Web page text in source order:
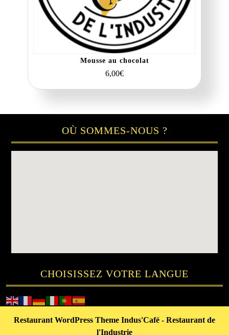
Mousse au chocolat
6,00€
OÙ SOMMES-NOUS ?
CHOISISSEZ VOTRE LANGUE
Restaurant WordPress Theme Indus'Café - Restaurant de
l'Industrie